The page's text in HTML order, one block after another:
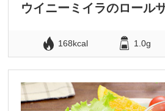
ウイニーミイラのロール
168kcal 1.0g